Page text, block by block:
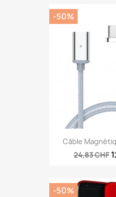
Câble
24,83 CHF
-50%
-50%